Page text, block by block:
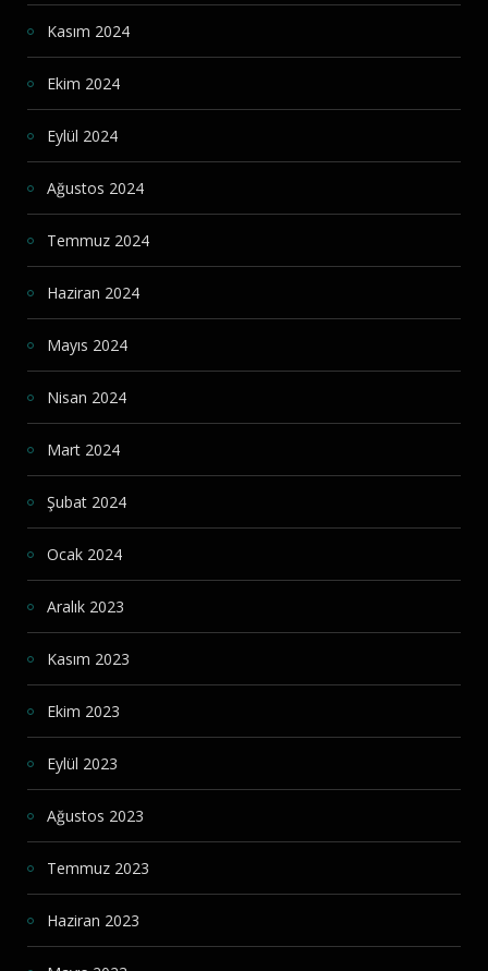
Kasım 2024
Ekim 2024
Eylül 2024
Ağustos 2024
Temmuz 2024
Haziran 2024
Mayıs 2024
Nisan 2024
Mart 2024
Şubat 2024
Ocak 2024
Aralık 2023
Kasım 2023
Ekim 2023
Eylül 2023
Ağustos 2023
Temmuz 2023
Haziran 2023